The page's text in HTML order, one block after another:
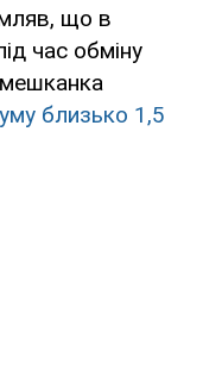
що в
час обміну
близько 1,5